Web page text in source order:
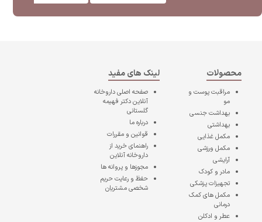
محصولات
مراقبت پوست و
مو
بهداشت جنسی
بهداشتی
مکمل غذایی
مکمل ورزشی
آرایشی
مادر و کودک
تجهیزات پزشکی
مکمل های کمک
درمانی
عطر و ادکلن
لینک های مفید
صفحه اصلیداروخانه
آنلاین دکتر فهیمه
گلستانی
درباره ما
قوانین و مقررات
راهنمای خرید از
داروخانه آنلاین
مجوزها و پروانه ها
حفظ و رعایت حریم
شخصی مشتریان